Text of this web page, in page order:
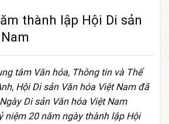
thành lập Hội Di sản
tâm Văn hóa, Thông tin và Thể
Hội Di sản Văn hóa Việt Nam đã
Di sản Văn hóa Việt Nam
niệm 20 năm ngày thành lập Hội